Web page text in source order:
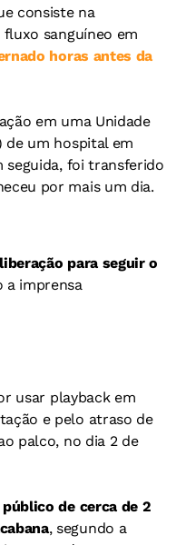
consiste na
sanguíneo em
horas antes da
em uma Unidade
de um hospital em
seguida, foi transferido
por mais um dia.
para seguir o
a imprensa
usar playback em
e pelo atraso de
palco, no dia 2 de
público de cerca de 2
, segundo a